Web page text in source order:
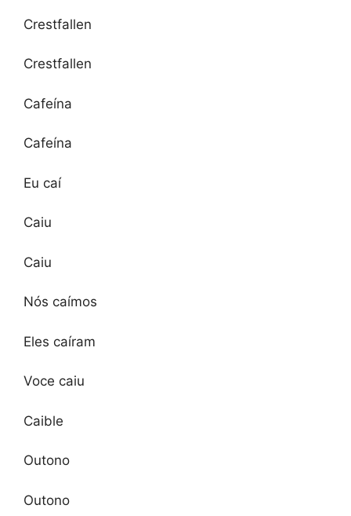
Crestfallen
Crestfallen
Cafeína
Cafeína
Eu caí
Caiu
Caiu
Nós caímos
Eles caíram
Voce caiu
Caible
Outono
Outono